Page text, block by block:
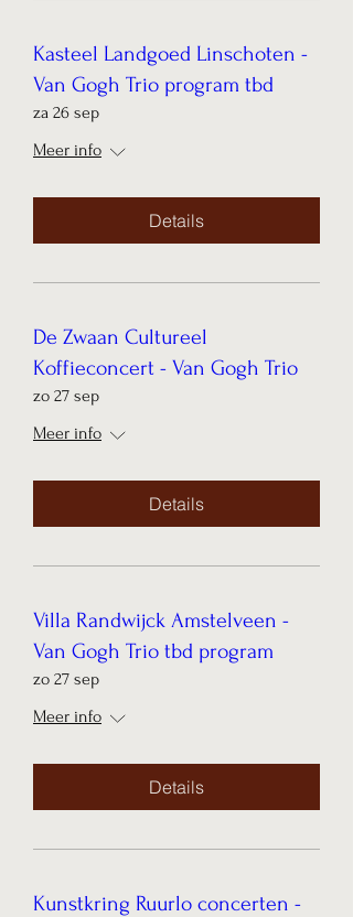
Kasteel Landgoed Linschoten -
Van Gogh Trio program tbd
za 26 sep
Meer info
Details
De Zwaan Cultureel
Koffieconcert - Van Gogh Trio
zo 27 sep
Meer info
Details
Villa Randwijck Amstelveen -
Van Gogh Trio tbd program
zo 27 sep
Meer info
Details
Kunstkring Ruurlo concerten -